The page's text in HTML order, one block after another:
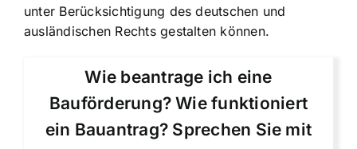
unter Berücksichtigung des deutschen und
ausländischen Rechts gestalten können.
Wie beantrage ich eine
Bauförderung? Wie funktioniert
ein Bauantrag? Sprechen Sie mit